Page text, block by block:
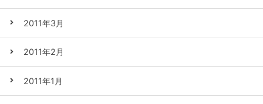
2011年3月
2011年2月
2011年1月